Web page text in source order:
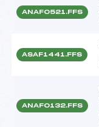
ANAF0521.FFS
ASAF1441.FFS
ANAF0132.FFS